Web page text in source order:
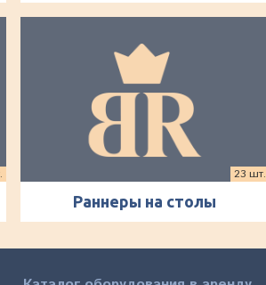
Раннеры на столы
23 шт.